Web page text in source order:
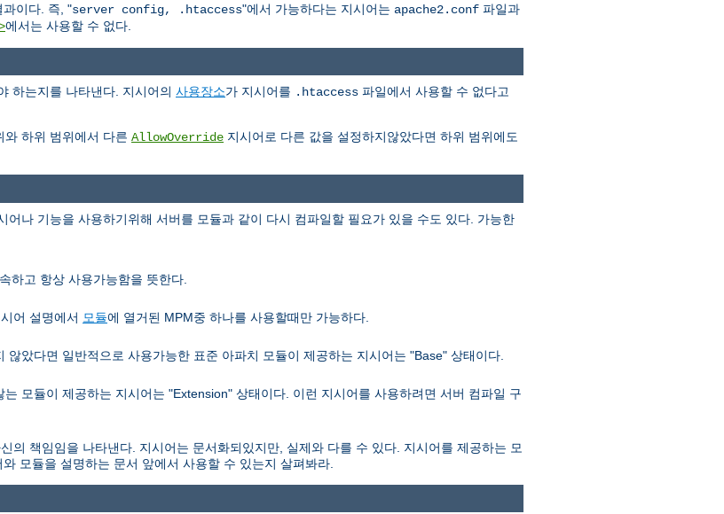
과이다. 즉, "server config, .htaccess"에서 가능하다는 지시어는 apache2.conf 파일과
에서는 사용할 수 없다.
하는지를 나타낸다. 지시어의 사용장소가 지시어를 .htaccess 파일에서 사용할 수 없다고
하위 범위에서 다른 AllowOverride 지시어로 다른 값을 설정하지않았다면 하위 범위에도
나 기능을 사용하기위해 서버를 모듈과 같이 다시 컴파일할 필요가 있을 수도 있다. 가능한
하고 항상 사용가능함을 뜻한다.
어 설명에서 모듈에 열거된 MPM중 하나를 사용할때만 가능하다.
았다면 일반적으로 사용가능한 표준 아파치 모듈이 제공하는 지시어는 "Base" 상태이다.
모듈이 제공하는 지시어는 "Extension" 상태이다. 이런 지시어를 사용하려면 서버 컴파일 구
의 책임임을 나타낸다. 지시어는 문서화되있지만, 실제와 다를 수 있다. 지시어를 제공하는 모
모듈을 설명하는 문서 앞에서 사용할 수 있는지 살펴봐라.